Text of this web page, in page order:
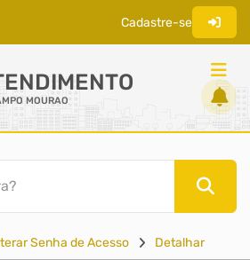
Cadastre-se
MOURAO
Senha de Acesso Detalhar